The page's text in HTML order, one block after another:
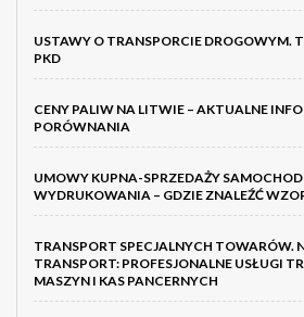
USTAWY O TRANSPORCIE DROGOWYM.
PKD
CENY PALIW NA LITWIE – AKTUALNE
PORÓWNANIA
UMOWY KUPNA-SPRZEDAŻY
WYDRUKOWANIA – GDZIE ZNALEŹĆ
TRANSPORT SPECJALNYCH TOWARÓW.
TRANSPORT: PROFESJONALNE USŁUGI
MASZYN I KAS PANCERNYCH